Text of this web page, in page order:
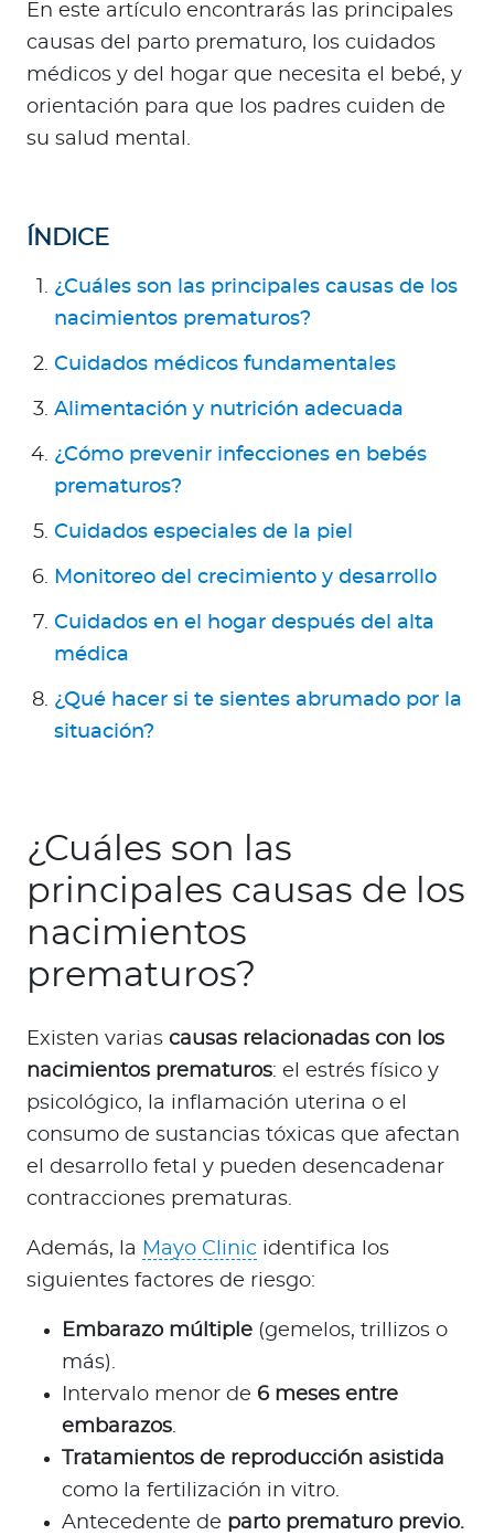
Para Clientes
Para Agentes
Contáctanos
En este artículo encontrarás las principales
causas del parto prematuro, los cuidados
médicos y del hogar que necesita el bebé, y
orientación para que los padres cuiden de
su salud mental.
ÍNDICE
¿Cuáles son las principales causas de los
nacimientos prematuros?
Cuidados médicos fundamentales
Alimentación y nutrición adecuada
¿Cómo prevenir infecciones en bebés
prematuros?
Cuidados especiales de la piel
Monitoreo del crecimiento y desarrollo
Cuidados en el hogar después del alta
médica
¿Qué hacer si te sientes abrumado por la
situación?
¿Cuáles son las
principales causas de los
nacimientos
prematuros?
Existen varias causas relacionadas con los
nacimientos prematuros: el estrés físico y
psicológico, la inflamación uterina o el
consumo de sustancias tóxicas que afectan
el desarrollo fetal y pueden desencadenar
contracciones prematuras.
Además, la Mayo Clinic identifica los
siguientes factores de riesgo:
Embarazo múltiple (gemelos, trillizos o
más).
Intervalo menor de 6 meses entre
embarazos.
Tratamientos de reproducción asistida
como la fertilización in vitro.
Antecedente de parto prematuro previo.